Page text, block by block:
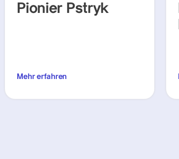
Pionier Pstryk
Mehr erfahren